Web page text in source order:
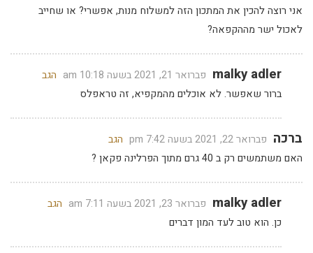
אני רוצה להכין את המתכון הזה למשלוח מנות, אפשרי? או שחייב
לאכול ישר מההקפאה?
malky adler פברואר 21, 2021 בשעה 10:18 am
הגב
ברור שאפשר. לא אוכלים מהמקפיא, זה טראפלס
ברכה פברואר 22, 2021 בשעה 7:42 pm
הגב
האם משתמשים רק ב 40 גרם מתוך הפרלינה פקאן ?
malky adler פברואר 23, 2021 בשעה 7:11 am
הגב
כן. הוא טוב לעד המון דברים